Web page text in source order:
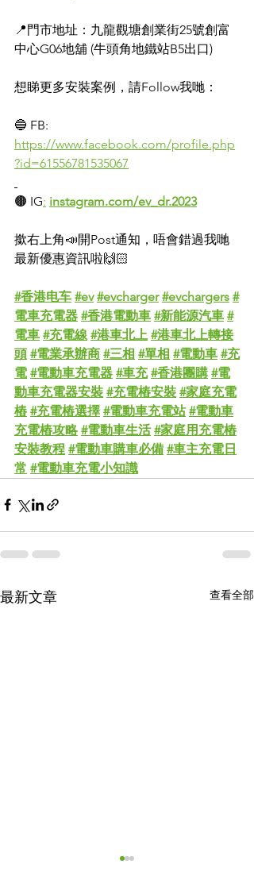
📍門市地址：九龍觀塘創業街25號創富
中心G06地舖 (牛頭角地鐵站B5出口)
想睇更多安裝案例，請Follow我哋：
🔵 FB:
https://www.facebook.com/profile.php
?id=61556781535067
🟤 IG: instagram.com/ev_dr.2023
撳右上角📣開Post通知，唔會錯過我哋
最新優惠資訊啦🙌🏻
#香港电车 #ev #evcharger #evchargers #
電車充電器 #香港電動車 #新能源汽車 #
電車 #充電線 #港車北上 #港車北上轉接
頭 #電業承辦商 #三相 #單相 #電動車 #充
電 #電動車充電器 #車充 #香港團購 #電
動車充電器安裝 #充電樁安裝 #家庭充電
樁 #充電樁選擇 #電動車充電站 #電動車
充電樁攻略 #電動車生活 #家庭用充電樁
安裝教程 #電動車購車必備 #車主充電日
常 #電動車充電小知識
最新文章 查看全部